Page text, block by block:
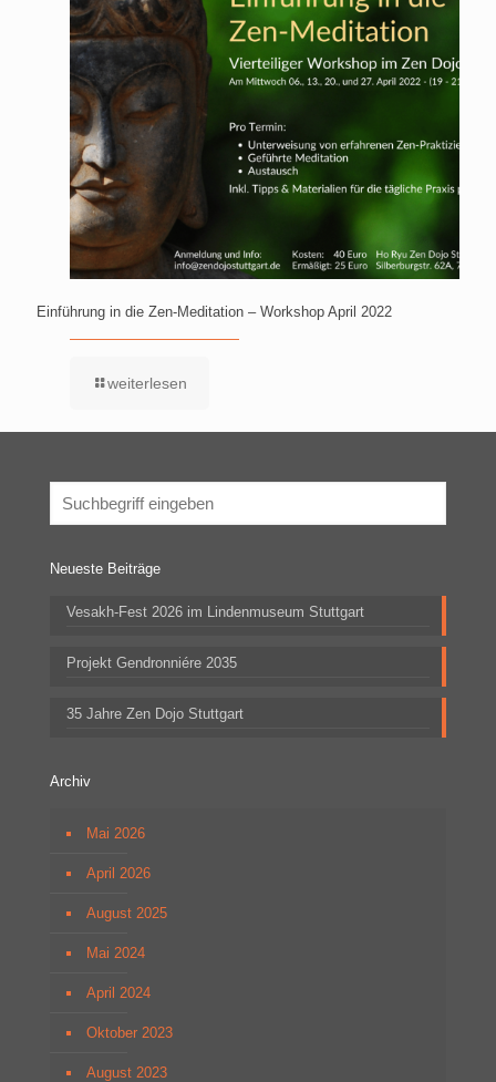
Einführung in die Zen-Meditation – Workshop April 2022
weiterlesen
Neueste Beiträge
Vesakh-Fest 2026 im Lindenmuseum Stuttgart
Projekt Gendronniére 2035
35 Jahre Zen Dojo Stuttgart
Archiv
Mai 2026
April 2026
August 2025
Mai 2024
April 2024
Oktober 2023
August 2023